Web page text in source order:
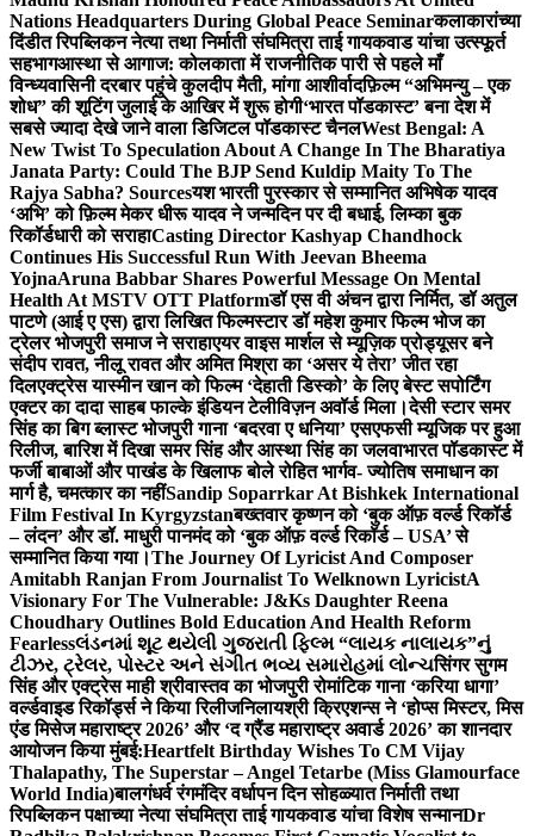
Nations Headquarters During Global Peace Seminarकलाकारांच्या
दिंडीत रिपब्लिकन नेत्या तथा निर्माती संघमित्रा ताई गायकवाड यांचा उत्स्फूर्त
सहभागआस्था से आगाज: कोलकाता में राजनीतिक पारी से पहले माँ
विन्ध्यवासिनी दरबार पहुंचे कुलदीप मैती, मांगा आशीर्वादफ़िल्म “अभिमन्यु – एक
शोध” की शूटिंग जुलाई के आखिर में शुरू होगी‘भारत पॉडकास्ट’ बना देश में
सबसे ज्यादा देखे जाने वाला डिजिटल पॉडकास्ट चैनलWest Bengal: A
New Twist To Speculation About A Change In The Bharatiya
Janata Party: Could The BJP Send Kuldip Maity To The
Rajya Sabha? Sourcesयश भारती पुरस्कार से सम्मानित अभिषेक यादव
‘अभि’ को फ़िल्म मेकर धीरू यादव ने जन्मदिन पर दी बधाई, लिम्का बुक
रिकॉर्डधारी को सराहाCasting Director Kashyap Chandhock
Continues His Successful Run With Jeevan Bheema
YojnaAruna Babbar Shares Powerful Message On Mental
Health At MSTV OTT Platformडॉ एस वी अंचन द्वारा निर्मित, डॉ अतुल
पाटणे (आई ए एस) द्वारा लिखित फिल्मस्टार डॉ महेश कुमार फिल्म भोज का
ट्रेलर भोजपुरी समाज ने सराहाएयर वाइस मार्शल से म्यूज़िक प्रोड्यूसर बने
संदीप रावत, नीलू रावत और अमित मिश्रा का ‘असर ये तेरा’ जीत रहा
दिलएक्ट्रेस यास्मीन खान को फिल्म ‘देहाती डिस्को’ के लिए बेस्ट सपोर्टिंग
एक्टर का दादा साहब फाल्के इंडियन टेलीविज़न अवॉर्ड मिला।देसी स्टार समर
सिंह का बिग ब्लास्ट भोजपुरी गाना ‘बदरवा ए धनिया’ एसएफसी म्यूजिक पर हुआ
रिलीज, बारिश में दिखा समर सिंह और आस्था सिंह का जलवाभारत पॉडकास्ट में
फर्जी बाबाओं और पाखंड के खिलाफ बोले रोहित भार्गव- ज्योतिष समाधान का
मार्ग है, चमत्कार का नहींSandip Soparrkar At Bishkek International
Film Festival In Kyrgyzstanबख्तवार कृष्णन को ‘बुक ऑफ़ वर्ल्ड रिकॉर्ड
– लंदन’ और डॉ. माधुरी पानमंद को ‘बुक ऑफ़ वर्ल्ड रिकॉर्ड – USA’ से
सम्मानित किया गया।The Journey Of Lyricist And Composer
Amitabh Ranjan From Journalist To Welknown LyricistA
Visionary For The Vulnerable: J&Ks Daughter Reena
Choudhary Outlines Bold Education And Health Reform
Fearlessલંડનમાં શૂટ થયેલી ગુજરાતી ફિલ્મ “લાયક નાલાયક”નું
ટીઝર, ટ્રેલર, પોસ્ટર અને સંગીત ભવ્ય સમારોહમાં લોન્ચसिंगर सुगम
सिंह और एक्ट्रेस माही श्रीवास्तव का भोजपुरी रोमांटिक गाना ‘करिया धागा’
वर्ल्डवाइड रिकॉर्ड्स ने किया रिलीजनिलायश्री क्रिएशन्स ने ‘होप्स मिस्टर, मिस
एंड मिसेज महाराष्ट्र 2026’ और ‘द ग्रैंड महाराष्ट्र अवार्ड 2026’ का शानदार
आयोजन किया मुंबई:Heartfelt Birthday Wishes To CM Vijay
Thalapathy, The Superstar – Angel Tetarbe (Miss Glamourface
World India)बालगंधर्व रंगमंदिर वर्धापन दिन सोहळ्यात निर्माती तथा
रिपब्लिकन पक्षाच्या नेत्या संघमित्रा ताई गायकवाड यांचा विशेष सन्मानDr